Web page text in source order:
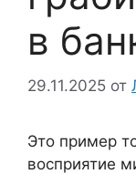
в
29.11.2025 от
Это пример
восприятие